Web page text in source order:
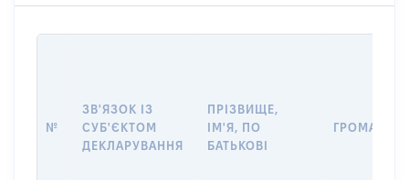
№
ЗВ'ЯЗОК ІЗ
СУБ'ЄКТОМ
ДЕКЛАРУВАННЯ
ПРІЗВИЩЕ,
ІМ'Я, ПО
БАТЬКОВІ